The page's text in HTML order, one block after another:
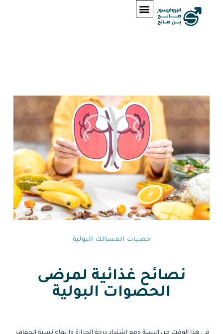
حصيات المسالك البولية
نصائح غذائية لمرضى
الحصوات البولية